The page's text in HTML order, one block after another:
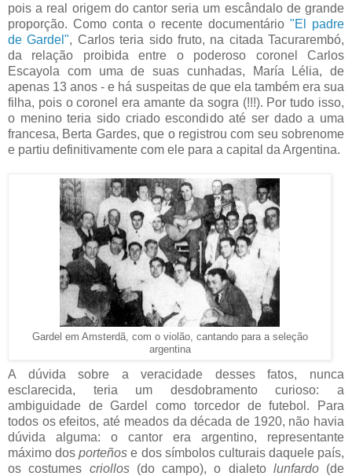
pois a real origem do cantor seria um escândalo de grande
proporção. Como conta o recente documentário "El padre
de Gardel", Carlos teria sido fruto, na citada Tacurarembó,
da relação proibida entre o poderoso coronel Carlos
Escayola com uma de suas cunhadas, María Lélia, de
apenas 13 anos - e há suspeitas de que ela também era sua
filha, pois o coronel era amante da sogra (!!!). Por tudo isso,
o menino teria sido criado escondido até ser dado a uma
francesa, Berta Gardes, que o registrou com seu sobrenome
e partiu definitivamente com ele para a capital da Argentina.
Gardel em Amsterdã, com o violão, cantando para a seleção
argentina
A dúvida sobre a veracidade desses fatos, nunca
esclarecida, teria um desdobramento curioso: a
ambiguidade de Gardel como torcedor de futebol. Para
todos os efeitos, até meados da década de 1920, não havia
dúvida alguma: o cantor era argentino, representante
máximo dosporteños e dos símbolos culturais daquele país,
os costumes criollos(do campo), o dialeto lunfardo(de